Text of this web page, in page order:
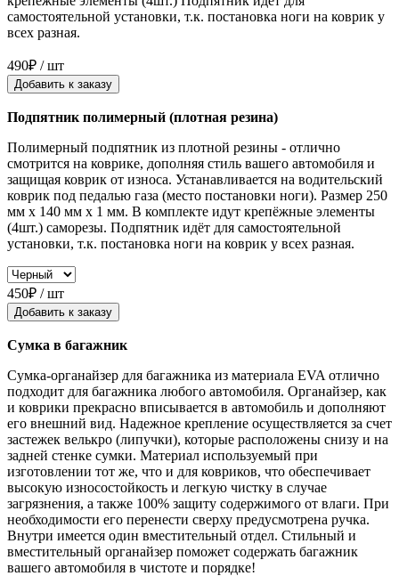
самостоятельной установки, т.к. постановка ноги на коврик у
всех разная.
490₽ / шт
Добавить к заказу
Подпятник полимерный (плотная резина)
Полимерный подпятник из плотной резины - отлично
смотрится на коврике, дополняя стиль вашего автомобиля и
защищая коврик от износа. Устанавливается на водительский
коврик под педалью газа (место постановки ноги). Размер 250
мм x 140 мм x 1 мм. В комплекте идут крепёжные элементы
(4шт.) саморезы. Подпятник идёт для самостоятельной
установки, т.к. постановка ноги на коврик у всех разная.
450₽ / шт
Добавить к заказу
Сумка в багажник
Сумка-органайзер для багажника из материала EVA отлично
подходит для багажника любого автомобиля. Органайзер, как
и коврики прекрасно вписывается в автомобиль и дополняют
его внешний вид. Надежное крепление осуществляется за счет
застежек велькро (липучки), которые расположены снизу и на
задней стенке сумки. Материал используемый при
изготовлении тот же, что и для ковриков, что обеспечивает
высокую износостойкость и легкую чистку в случае
загрязнения, а также 100% защиту содержимого от влаги. При
необходимости его перенести сверху предусмотрена ручка.
Внутри имеется один вместительный отдел. Стильный и
вместительный органайзер поможет содержать багажник
вашего автомобиля в чистоте и порядке!